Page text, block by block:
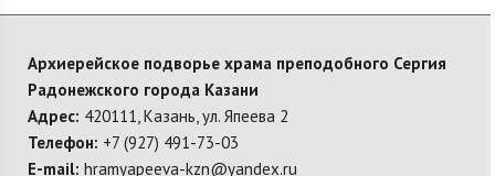
Архиерейское подворье храма преподобного Сергия
Радонежского города Казани
Адрес: 420111, Казань, ул. Япеева 2
Телефон: +7 (927) 491-73-03
E-mail: hramyapeeva-kzn@yandex.ru